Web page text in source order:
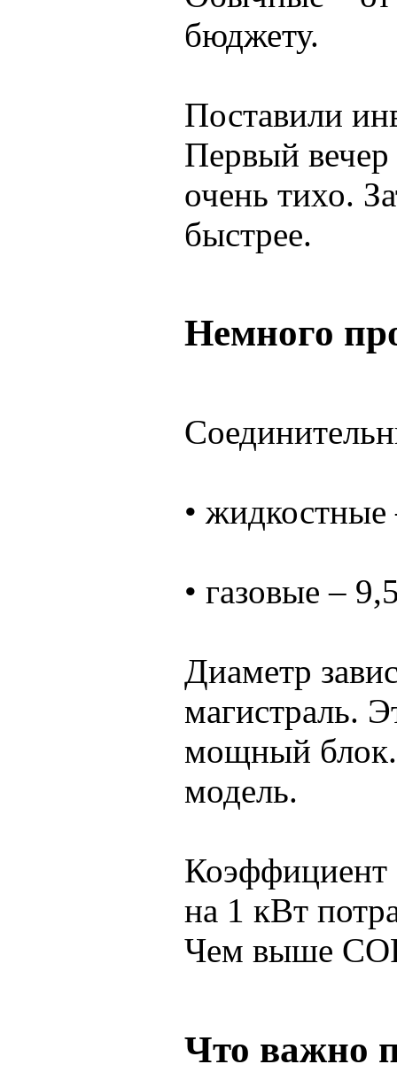
бюджету.
Поставили
Первый вечер
очень тихо.
быстрее.
Немного
•
• газовые –
Диаметр
магистраль.
мощный блок.
модель.
Коэффициент
на 1 кВт
Чем выше
Что важно